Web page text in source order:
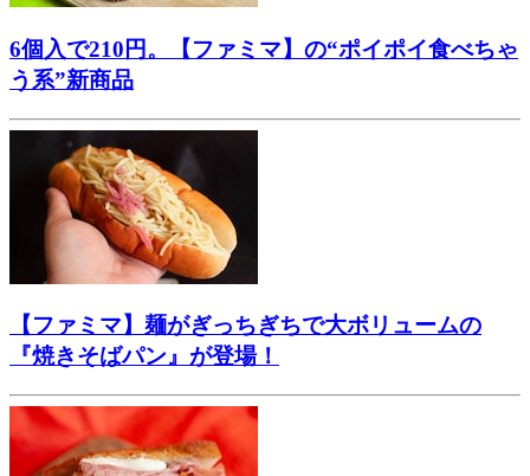
6個入で210円。【ファミマ】の“ポイポイ食べちゃ
う系”新商品
【ファミマ】麺がぎっちぎちで大ボリュームの
『焼きそばパン』が登場！